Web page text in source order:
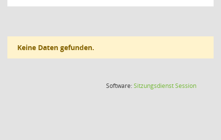
Keine Daten gefunden.
Software:SitzungsdienstSession(Wird in